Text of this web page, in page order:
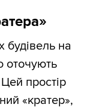
будівель на
оточують
простір
«кратер»,